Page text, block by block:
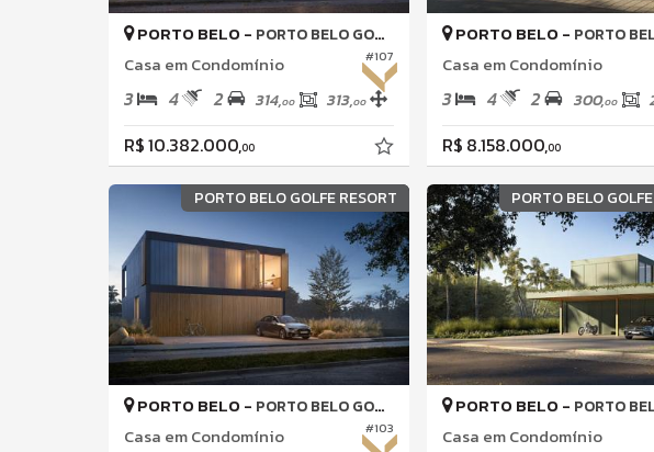
#107
PORTO BELO - PORTO BELO GOLFE ALL RESORT
Casa em Condomínio
3 4 2 314,00 313,00
R$ 10.382.000,00
PORTO BELO - PORTO BELO GOLFE
Casa em Condomínio
3 4 2 300,00
R$ 8.158.000,00
PORTO BELO GOLFE RESORT
#103
PORTO BELO - PORTO BELO GOLFE ALL RESORT
Casa em Condomínio
PORTO BELO
PORTO BELO - PORTO BELO GOLFE
Casa em Condomínio